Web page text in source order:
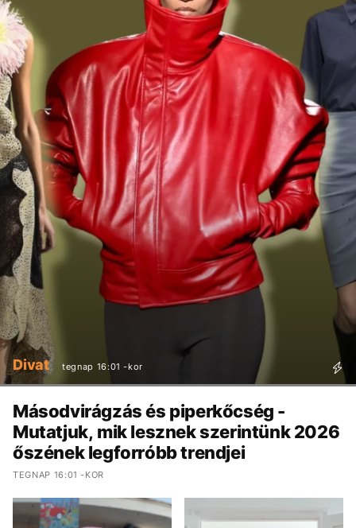
Divat tegnap 16:01 -kor
Másodvirágzás és piperkőcség -
Mutatjuk, mik lesznek szerintünk 2026
őszének legforróbb trendjei
TEGNAP 16:01 -KOR